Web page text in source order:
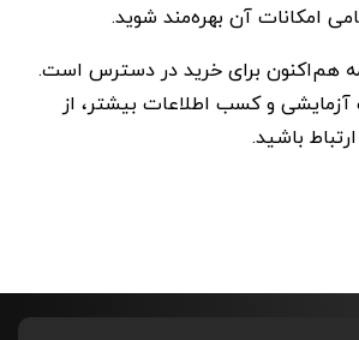
امکانات آن بهره‌مند شوید.
هم‌اکنون برای خرید در دسترس است.
آزمایشی و کسب اطلاعات بیشتر، از
باشید.